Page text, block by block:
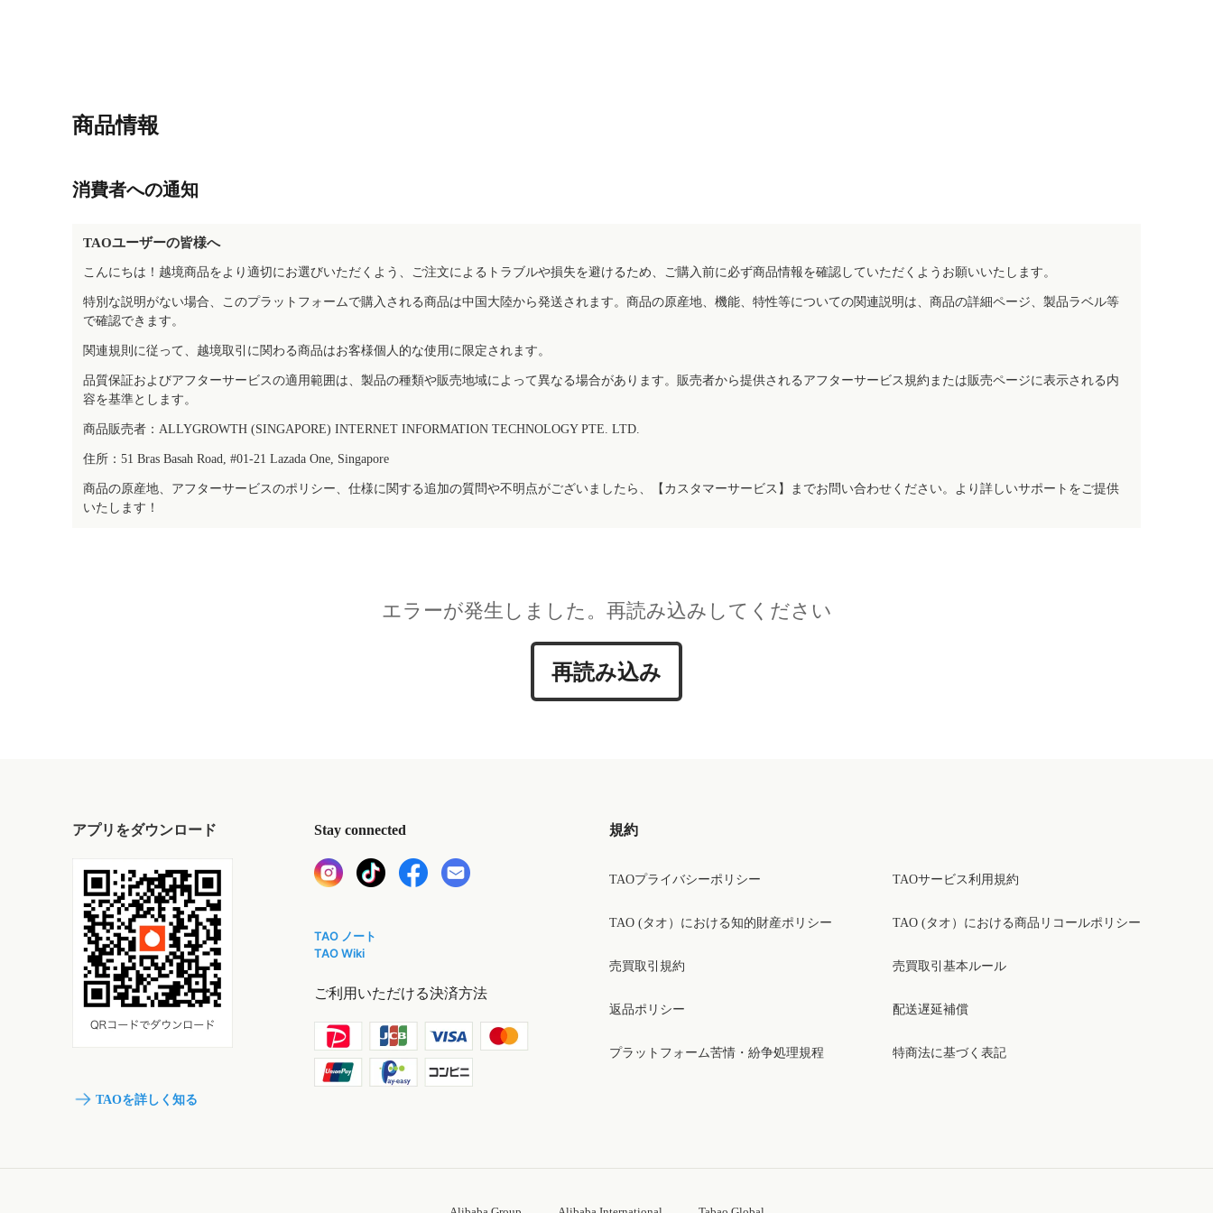
商品情報
消費者への通知
TAOユーザーの皆様へ
こんにちは！越境商品をより適切にお選びいただくよう、ご注文によるトラブルや損失を避けるため、ご購入前に必ず商品情報を確認していただくようお願いいたします。
特別な説明がない場合、このプラットフォームで購入される商品は中国大陸から発送されます。商品の原産地、機能、特性等についての関連説明は、商品の詳細ページ、製品ラベル等
で確認できます。
関連規則に従って、越境取引に関わる商品はお客様個人的な使用に限定されます。
品質保証およびアフターサービスの適用範囲は、製品の種類や販売地域によって異なる場合があります。販売者から提供されるアフターサービス規約または販売ページに表示される内
容を基準とします。
商品販売者：ALLYGROWTH (SINGAPORE) INTERNET INFORMATION TECHNOLOGY PTE. LTD.
住所：51 Bras Basah Road, #01-21 Lazada One, Singapore
商品の原産地、アフターサービスのポリシー、仕様に関する追加の質問や不明点がございましたら、【カスタマーサービス】までお問い合わせください。より詳しいサポートをご提供
いたします！
エラーが発生しました。再読み込みしてください
再読み込み
アプリをダウンロード
TAOを詳しく知る
Stay connected
TAO ノート
TAO Wiki
ご利用いただける決済方法
規約
TAOプライバシーポリシー
TAO (タオ）における知的財産ポリシー
売買取引規約
返品ポリシー
プラットフォーム苦情・紛争処理規程
TAOサービス利用規約
TAO (タオ）における商品リコールポリシー
売買取引基本ルール
配送遅延補償
特商法に基づく表記